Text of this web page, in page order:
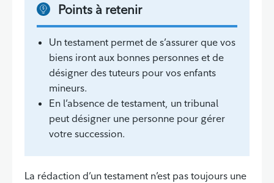
Points à retenir
Un testament permet de s’assurer que vos
biens iront aux bonnes personnes et de
désigner des tuteurs pour vos enfants
mineurs.
En l’absence de testament, un tribunal
peut désigner une personne pour gérer
votre succession.
La rédaction d’un testament n’est pas toujours une